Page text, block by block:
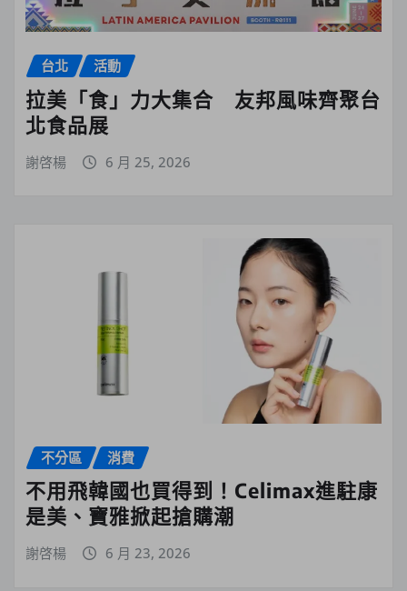
台北 活動
拉美「食」力大集合 友邦風味齊聚台
北食品展
謝啓楊 6 月 25, 2026
不分區 消費
不用飛韓國也買得到！Celimax進駐康
是美、寶雅掀起搶購潮
謝啓楊 6 月 23, 2026